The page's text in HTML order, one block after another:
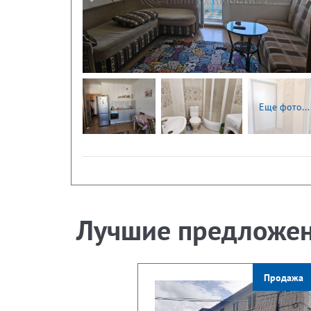
Еще фото...
Лучшие
Продажа